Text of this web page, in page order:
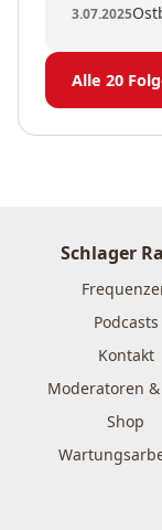
3.07.2025
Alle 20
Schlager
Podcasts
Kontakt
Moderatoren &
Shop